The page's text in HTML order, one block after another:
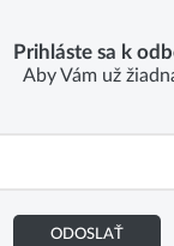
Prihláste sa k
Aby Vám už
ODOSLAŤ